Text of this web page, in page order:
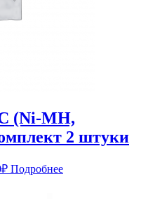
(Ni-MH,
2 штуки
₽Текущая
цена:
Подробнее